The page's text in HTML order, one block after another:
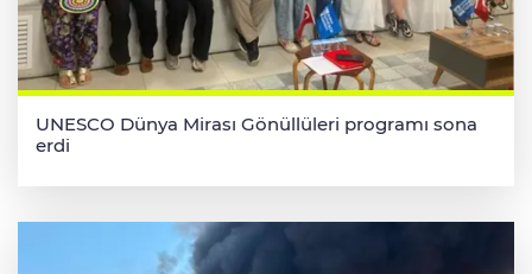
UNESCO Dünya Mirası Gönüllüleri programı sona
erdi